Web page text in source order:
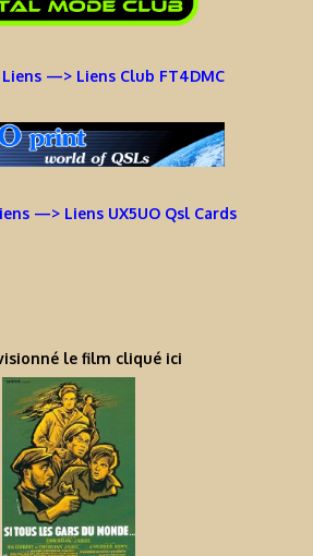
—> Liens Club FT4DMC
—> Liens UX5UO Qsl Cards
le film cliqué ici